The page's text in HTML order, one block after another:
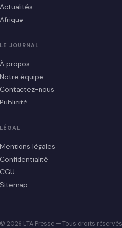
Actualités
Afrique
LE JOURNAL
À propos
Notre équipe
Contactez-nous
Publicité
LÉGAL
Mentions légales
Confidentialité
CGU
Sitemap
© 2026 LTA Presse — Tous droits réservés